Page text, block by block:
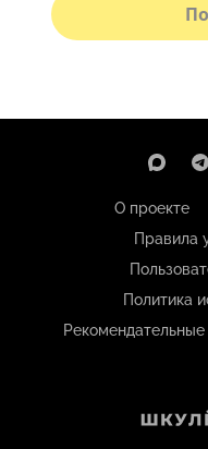
О проекте
Правила
Политика
Рекомендательные